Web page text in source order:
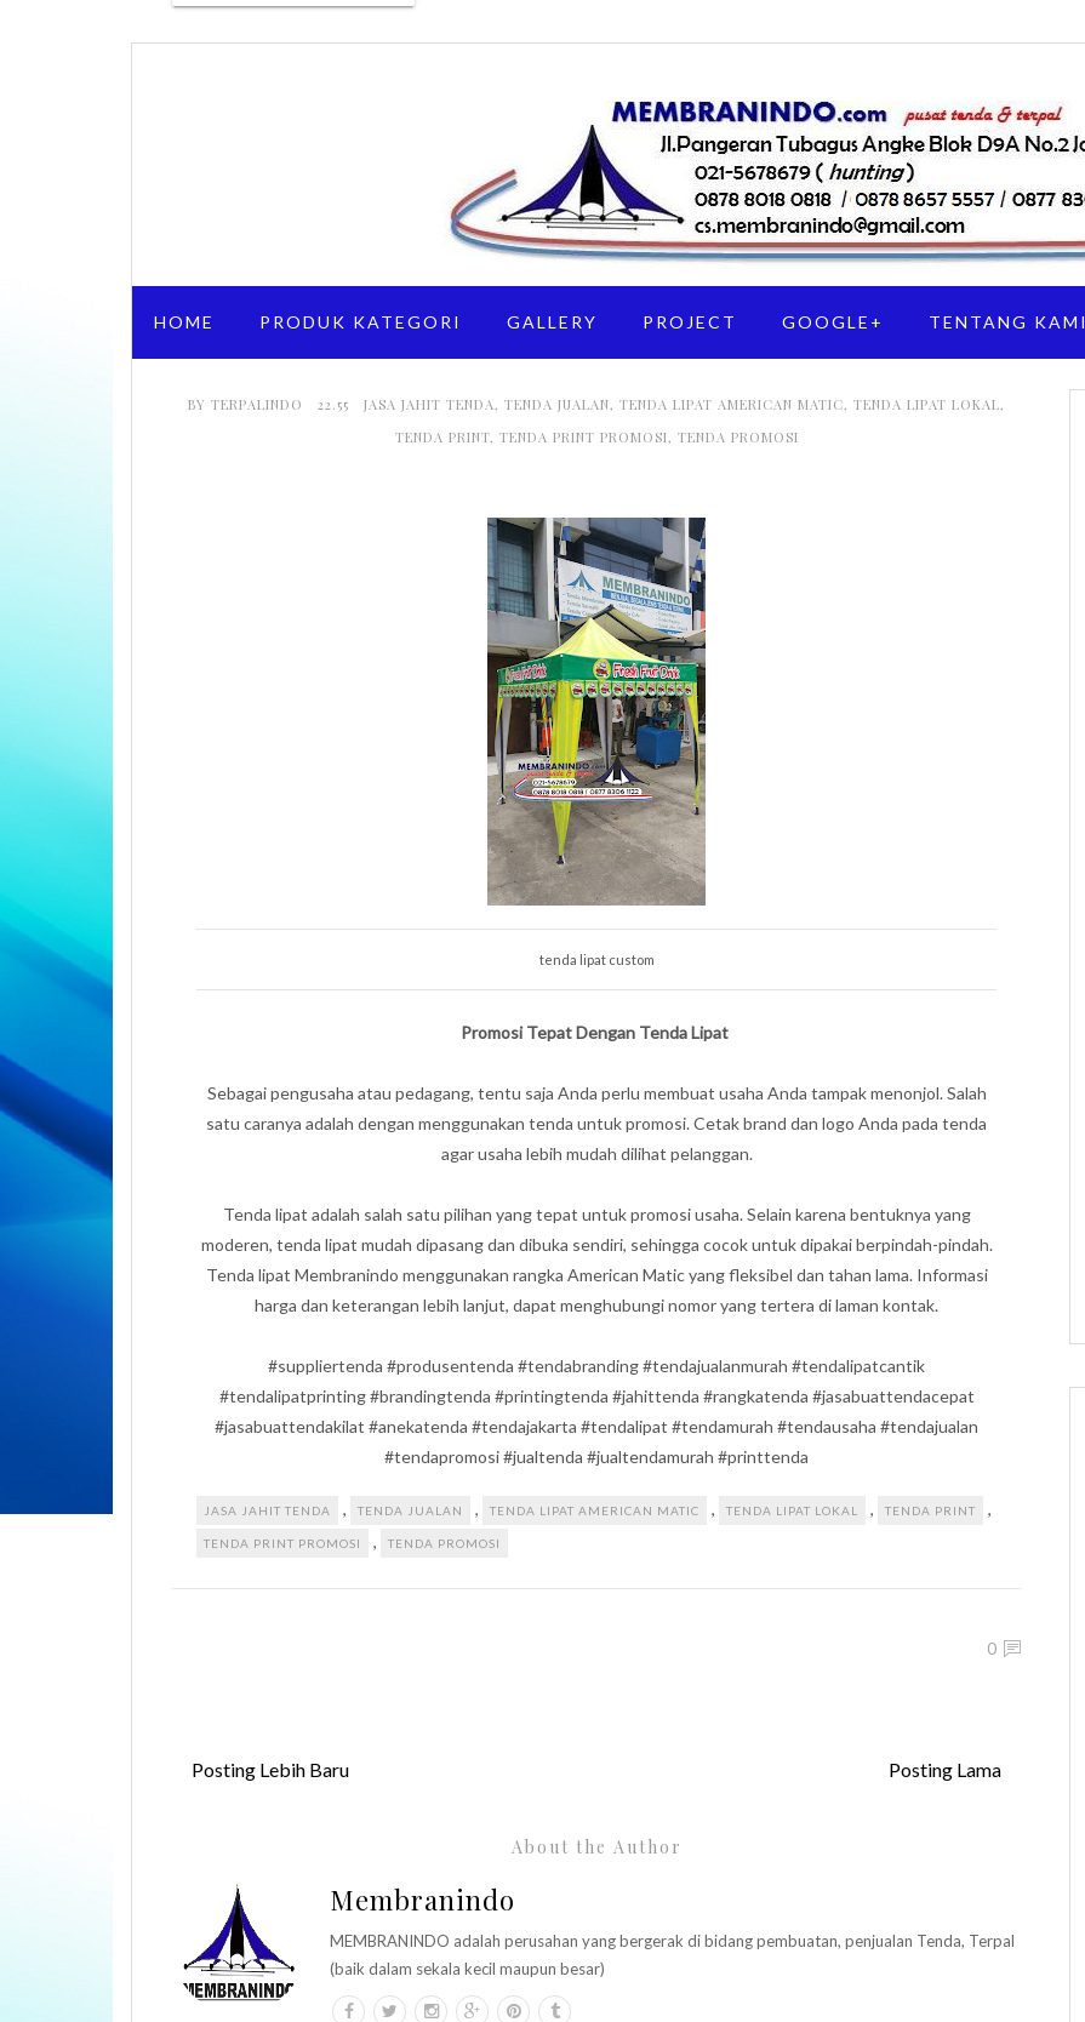
HOME PRODUK KATEGORI GALLERY PROJECT GOOGLE+ TENTANG KAMI
BY TERPALINDO 22.55 JASA JAHIT TENDA, TENDA JUALAN, TENDA LIPAT AMERICAN MATIC, TENDA LIPAT LOKAL,
TENDA PRINT, TENDA PRINT PROMOSI, TENDA PROMOSI
tenda lipat custom
Promosi Tepat Dengan Tenda Lipat
Sebagai pengusaha atau pedagang, tentu saja Anda perlu membuat usaha Anda tampak menonjol. Salah
satu caranya adalah dengan menggunakan tenda untuk promosi. Cetak brand dan logo Anda pada tenda
agar usaha lebih mudah dilihat pelanggan.
Tenda lipat adalah salah satu pilihan yang tepat untuk promosi usaha. Selain karena bentuknya yang
moderen, tenda lipat mudah dipasang dan dibuka sendiri, sehingga cocok untuk dipakai berpindah-pindah.
Tenda lipat Membranindo menggunakan rangka American Matic yang fleksibel dan tahan lama. Informasi
harga dan keterangan lebih lanjut, dapat menghubungi nomor yang tertera di laman kontak.
#suppliertenda #produsentenda #tendabranding #tendajualanmurah #tendalipatcantik
#tendalipatprinting #brandingtenda #printingtenda #jahittenda #rangkatenda #jasabuattendacepat
#jasabuattendakilat #anekatenda #tendajakarta #tendalipat #tendamurah #tendausaha #tendajualan
#tendapromosi #jualtenda #jualtendamurah #printtenda
JASA JAHIT TENDA , TENDA JUALAN , TENDA LIPAT AMERICAN MATIC , TENDA LIPAT LOKAL , TENDA PRINT ,
TENDA PRINT PROMOSI , TENDA PROMOSI
0
Posting Lebih Baru Posting Lama
About the Author
Membranindo
MEMBRANINDO adalah perusahan yang bergerak di bidang pembuatan, penjualan Tenda, Terpal
(baik dalam sekala kecil maupun besar)